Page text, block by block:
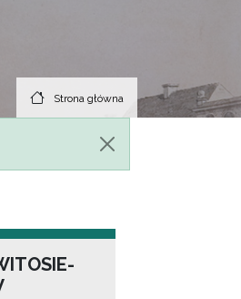
Strona główna